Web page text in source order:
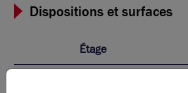
Dispositions et surfaces
Étage